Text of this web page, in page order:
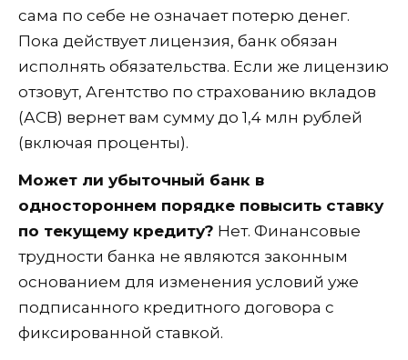
сама по себе не означает потерю денег.
Пока действует лицензия, банк обязан
исполнять обязательства. Если же лицензию
отзовут, Агентство по страхованию вкладов
(АСВ) вернет вам сумму до 1,4 млн рублей
(включая проценты).
Может ли убыточный банк в
одностороннем порядке повысить ставку
по текущему кредиту? Нет. Финансовые
трудности банка не являются законным
основанием для изменения условий уже
подписанного кредитного договора с
фиксированной ставкой.